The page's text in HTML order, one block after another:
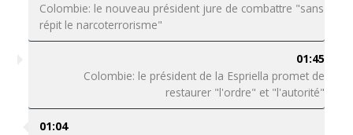
Colombie: le nouveau président jure de combattre "sans
répit le narcoterrorisme"
01:45
Colombie: le président de la Espriella promet de
restaurer "l'ordre" et "l'autorité"
01:04